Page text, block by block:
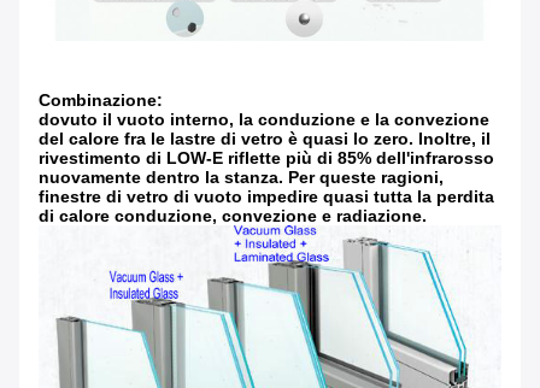
Combinazione:
dovuto il vuoto interno, la conduzione e la convezione
del calore fra le lastre di vetro è quasi lo zero. Inoltre, il
rivestimento di LOW-E riflette più di 85% dell'infrarosso
nuovamente dentro la stanza. Per queste ragioni,
finestre di vetro di vuoto impedire quasi tutta la perdita
di calore conduzione, convezione e radiazione.